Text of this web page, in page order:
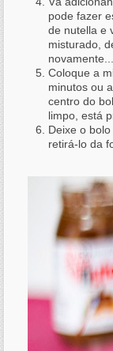
pode fazer
de nutella e
misturado,
Coloque a
minutos ou
centro do
limpo, está
Deixe o
retirá-lo da